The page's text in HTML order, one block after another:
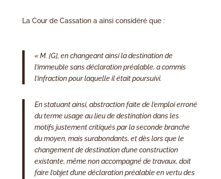
La Cour de Cassation a ainsi considéré que :
« M. [G], en changeant ainsi la destination de
l’immeuble sans déclaration préalable, a commis
l’infraction pour laquelle il était poursuivi.
En statuant ainsi, abstraction faite de l’emploi erroné
du terme usage au lieu de destination dans les
motifs justement critiqués par la seconde branche
du moyen, mais surabondants, et dès lors que le
changement de destination d’une construction
existante, même non accompagné de travaux, doit
faire l’objet d’une déclaration préalable en vertu des